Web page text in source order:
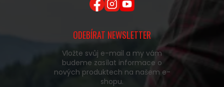
ODEBÍRAT NEWSLETTER
Vložte svůj e-mail a my vám
budeme zasílat informace o
nových produktech na našem e-
shopu.